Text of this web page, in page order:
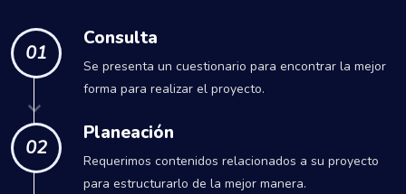
01
Consulta
Se presenta un cuestionario para encontrar la mejor
forma para realizar el proyecto.
02
Planeación
Requerimos contenidos relacionados a su proyecto
para estructurarlo de la mejor manera.